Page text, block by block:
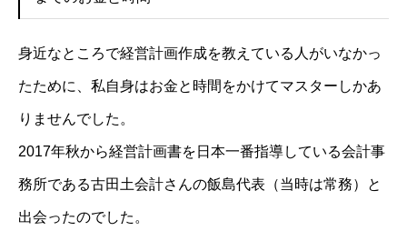
身近なところで経営計画作成を教えている人がいなかっ
たために、私自身はお金と時間をかけてマスターしかあ
りませんでした。
2017年秋から経営計画書を日本一番指導している会計事
務所である古田土会計さんの飯島代表（当時は常務）と
出会ったのでした。